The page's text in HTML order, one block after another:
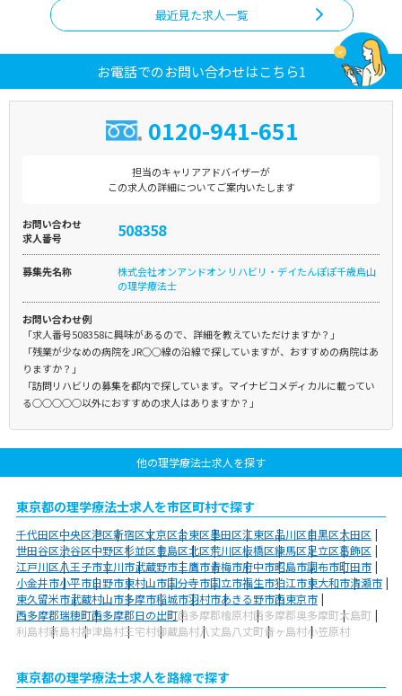
最近見た求人一覧
お電話でのお問い合わせはこちら1
0120-941-651
担当のキャリアアドバイザーが
この求人の詳細についてご案内いたします
お問い合わせ
求人番号
508358
募集先名称
株式会社オンアンドオン リハビリ・デイたんぽぽ千歳烏山
の理学療法士
お問い合わせ例
「求人番号508358に興味があるので、詳細を教えていただけますか？」
「残業が少なめの病院をJR○○線の沿線で探していますが、おすすめの病院はあ
りますか？」
「訪問リハビリの募集を都内で探しています。マイナビコメディカルに載ってい
る○○○○○以外におすすめの求人はありますか？」
他の理学療法士求人を探す
東京都の理学療法士求人を市区町村で探す
千代田区中央区港区新宿区文京区台東区墨田区江東区品川区目黒区大田区
世田谷区渋谷区中野区杉並区豊島区北区荒川区板橋区練馬区足立区葛飾区
江戸川区八王子市立川市武蔵野市三鷹市青梅市府中市昭島市調布市町田市
小金井市小平市日野市東村山市国分寺市国立市福生市狛江市東大和市清瀬市
東久留米市武蔵村山市多摩市稲城市羽村市あきる野市西東京市
西多摩郡瑞穂町西多摩郡日の出町西多摩郡檜原村西多摩郡奥多摩町大島町
利島村新島村神津島村三宅村御蔵島村八丈島八丈町青ヶ島村小笠原村
東京都の理学療法士求人を路線で探す